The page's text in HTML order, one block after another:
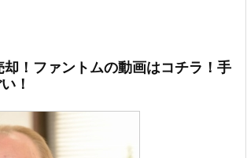
却！ファントムの動画はコチラ！手
！